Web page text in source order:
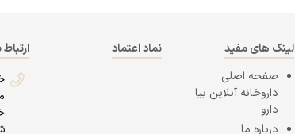
لینک های مفید
صفحه اصلی
داروخانه آنلاین بیا
دارو
درباره ما
نماد اعتماد
ارتباط